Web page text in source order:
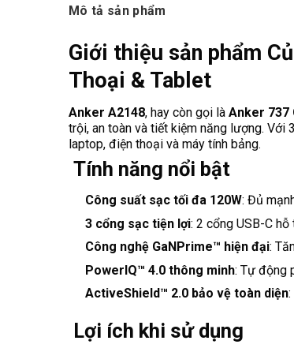
Mô tả sản phẩm
Giới thiệu sản phẩm
Thoại & Tablet
Anker A2148, hay còn gọi là Anker 737
trội, an toàn và tiết kiệm năng lượng.
laptop, điện thoại và máy tính bảng.
Tính năng nổi bật
Công suất sạc tối đa 120W: Đủ
3 cổng sạc tiện lợi: 2 cổng USB-C
Công nghệ GaNPrime™ hiện đại:
PowerIQ™ 4.0 thông minh: Tự động
ActiveShield™ 2.0 bảo vệ toàn diện:
Lợi ích khi sử dụng